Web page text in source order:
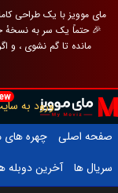
مای موویز با یک طراحی
🎉 حتماً یک سر به نسخهٔ
مانده تا گم نشوی ، و
ورود به
صفحه اصلی
چهره های
سریال ها
آخرین دوبله